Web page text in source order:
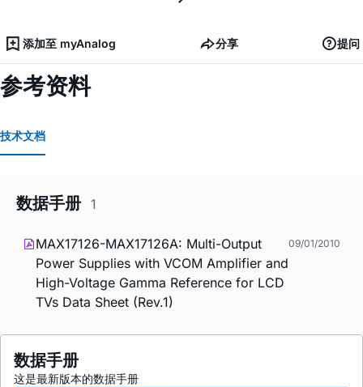
添加至 myAnalog 分享 提问
参考资料
技术文档
数据手册 1
MAX17126-MAX17126A: Multi-Output
Power Supplies with VCOM Amplifier and
High-Voltage Gamma Reference for LCD
TVs Data Sheet (Rev.1)
09/01/2010
数据手册
这是最新版本的数据手册